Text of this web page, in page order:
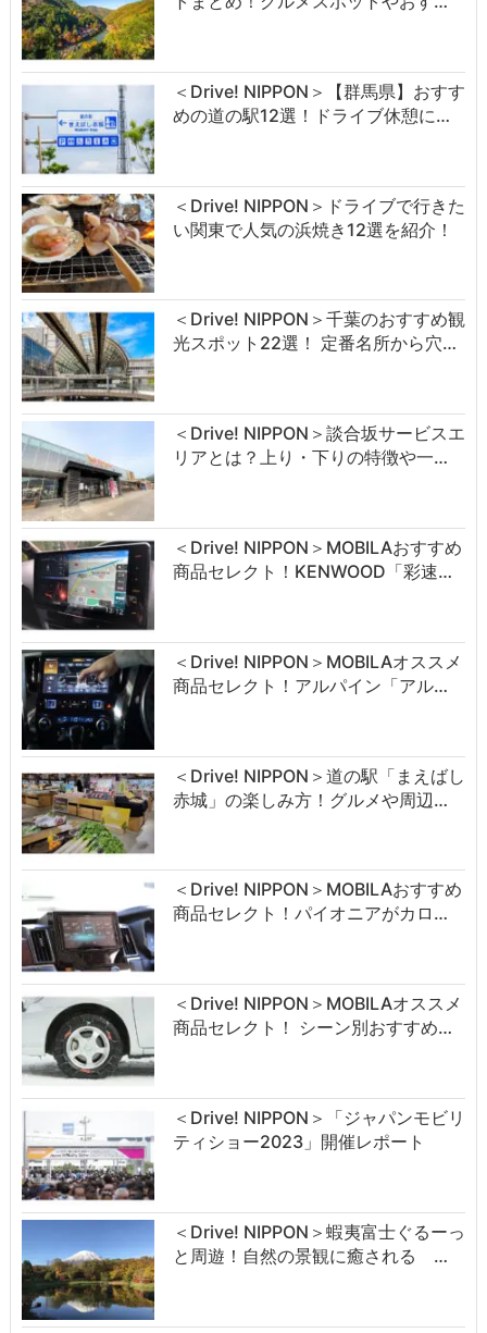
＜Drive! NIPPON＞【群馬県】おすす
めの道の駅12選！ドライブ休憩に…
＜Drive! NIPPON＞ドライブで行きた
い関東で人気の浜焼き12選を紹介！
＜Drive! NIPPON＞千葉のおすすめ観
光スポット22選！ 定番名所から穴…
＜Drive! NIPPON＞談合坂サービスエ
リアとは？上り・下りの特徴や一…
＜Drive! NIPPON＞MOBILAおすすめ
商品セレクト！KENWOOD「彩速…
＜Drive! NIPPON＞MOBILAオススメ
商品セレクト！アルパイン「アル…
＜Drive! NIPPON＞道の駅「まえばし
赤城」の楽しみ方！グルメや周辺…
＜Drive! NIPPON＞MOBILAおすすめ
商品セレクト！パイオニアがカロ…
＜Drive! NIPPON＞MOBILAオススメ
商品セレクト！ シーン別おすすめ…
＜Drive! NIPPON＞「ジャパンモビリ
ティショー2023」開催レポート
＜Drive! NIPPON＞蝦夷富士ぐるーっ
と周遊！自然の景観に癒される …